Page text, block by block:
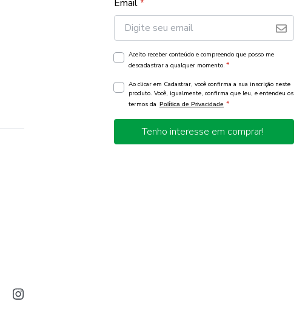
Email*
Aceito receber conteúdo e compreendo que posso me
descadastrar a qualquer momento. *
Ao clicar em Cadastrar, você confirma a sua inscrição neste
produto. Você, igualmente, confirma que leu, e entendeu os
termos da Política de Privacidade *
Tenho interesse em comprar!